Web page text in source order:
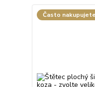
Často nakupujete